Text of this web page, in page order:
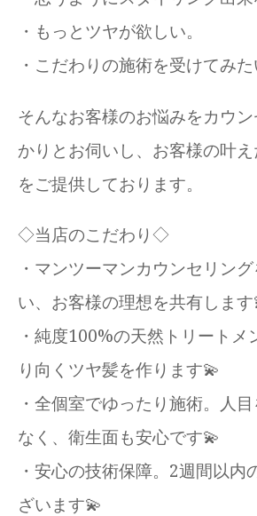
・もっとツヤが欲しい。
・こだわりの施術を受けてみた
そんなお客様のお悩みをカウ
かりとお伺いし、お客様の叶
をご提供しております。
◇当店のこだわり◇
・マンツーマンカウンセリン
い、お客様の理想を共有します
・純度100%の天然トリートメ
り向くツヤ髪を作ります💫
・全個室でゆったり施術。人
なく、衛生面も安心です💫
・安心の技術保障。2週間以内
ざいます💫